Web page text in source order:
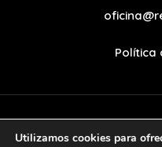
Política
twitter
Utilizamos cookies para